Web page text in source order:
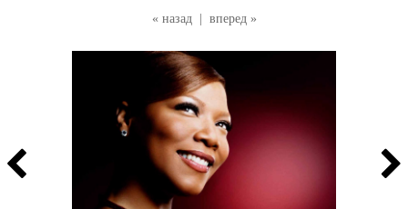
« назад вперед »